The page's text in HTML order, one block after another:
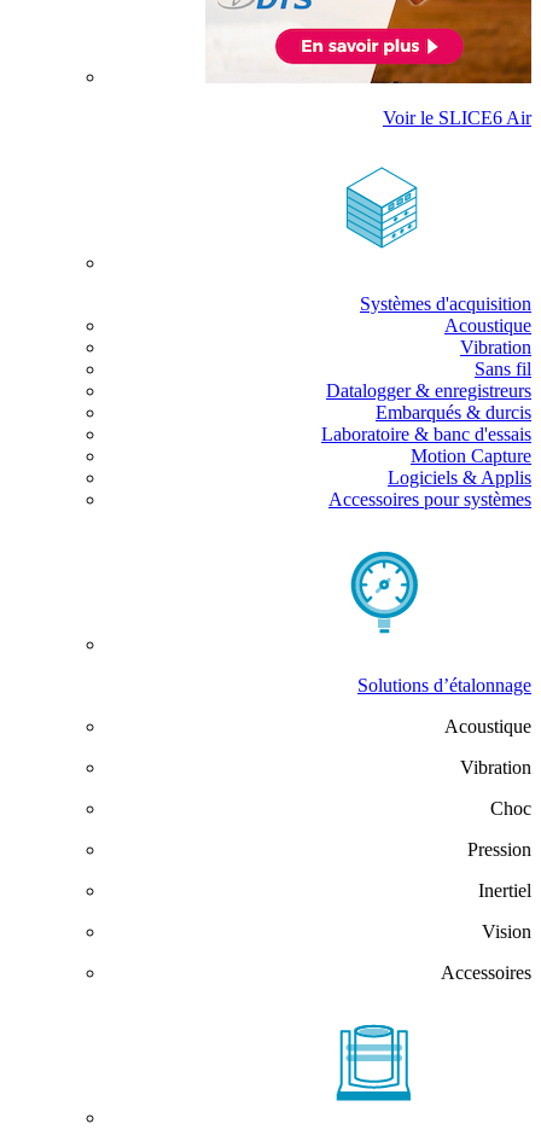
Voir le SLICE6 Air
Systèmes d'acquisition
Acoustique
Vibration
Sans fil
Datalogger & enregistreurs
Embarqués & durcis
Laboratoire & banc d'essais
Motion Capture
Logiciels & Applis
Accessoires pour systèmes
Solutions d’étalonnage
Acoustique
Vibration
Choc
Pression
Inertiel
Vision
Accessoires